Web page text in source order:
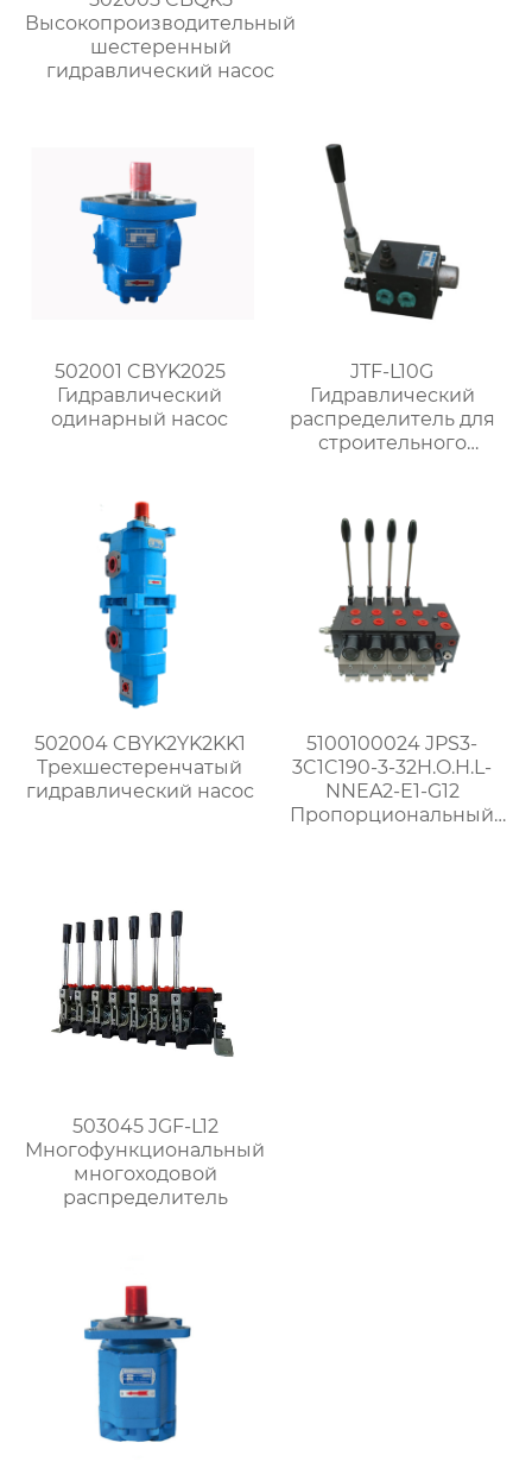
Высокопроизводительный
шестеренный
гидравлический насос
502001 CBYK2025
Гидравлический
одинарный насос
JTF-L10G
Гидравлический
распределитель для
строительного
502004 CBYK2YK2KK1
Трехшестеренчатый
гидравлический насос
5100100024 JPS3-
3C1C190-3-32H.O.H.L-
NNEA2-E1-G12
Пропорциональный
503045 JGF-L12
Многофункциональный
многоходовой
распределитель